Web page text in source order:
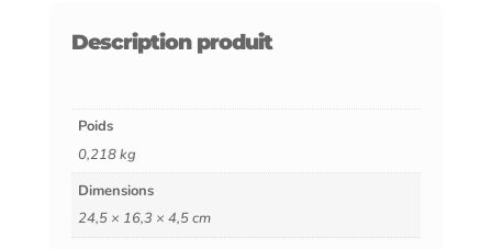
Description produit
Poids
0,218 kg
Dimensions
24,5 × 16,3 × 4,5 cm